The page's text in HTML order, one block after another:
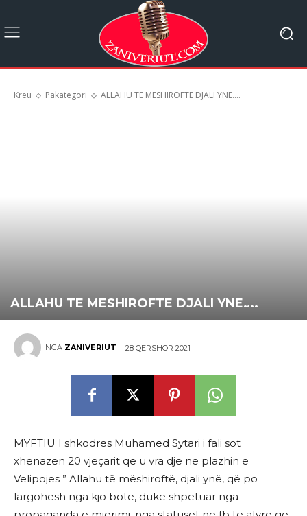
Kreu Pakategori ALLAHU TE MESHIROFTE DJALI YNE....
ALLAHU TE MESHIROFTE DJALI YNE….
NGA ZANIVERIUT 28 QERSHOR 2021
MYFTIU I shkodres Muhamed Sytari i fali sot
xhenazen 20 vjeçarit qe u vra dje ne plazhin e
Velipojes ” Allahu të mëshiroftë, djali ynë, që po
largohesh nga kjo botë, duke shpëtuar nga